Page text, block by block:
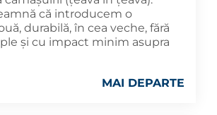
că introducem o
durabilă, în cea veche, fără
și cu impact minim asupra
MAI DEPARTE